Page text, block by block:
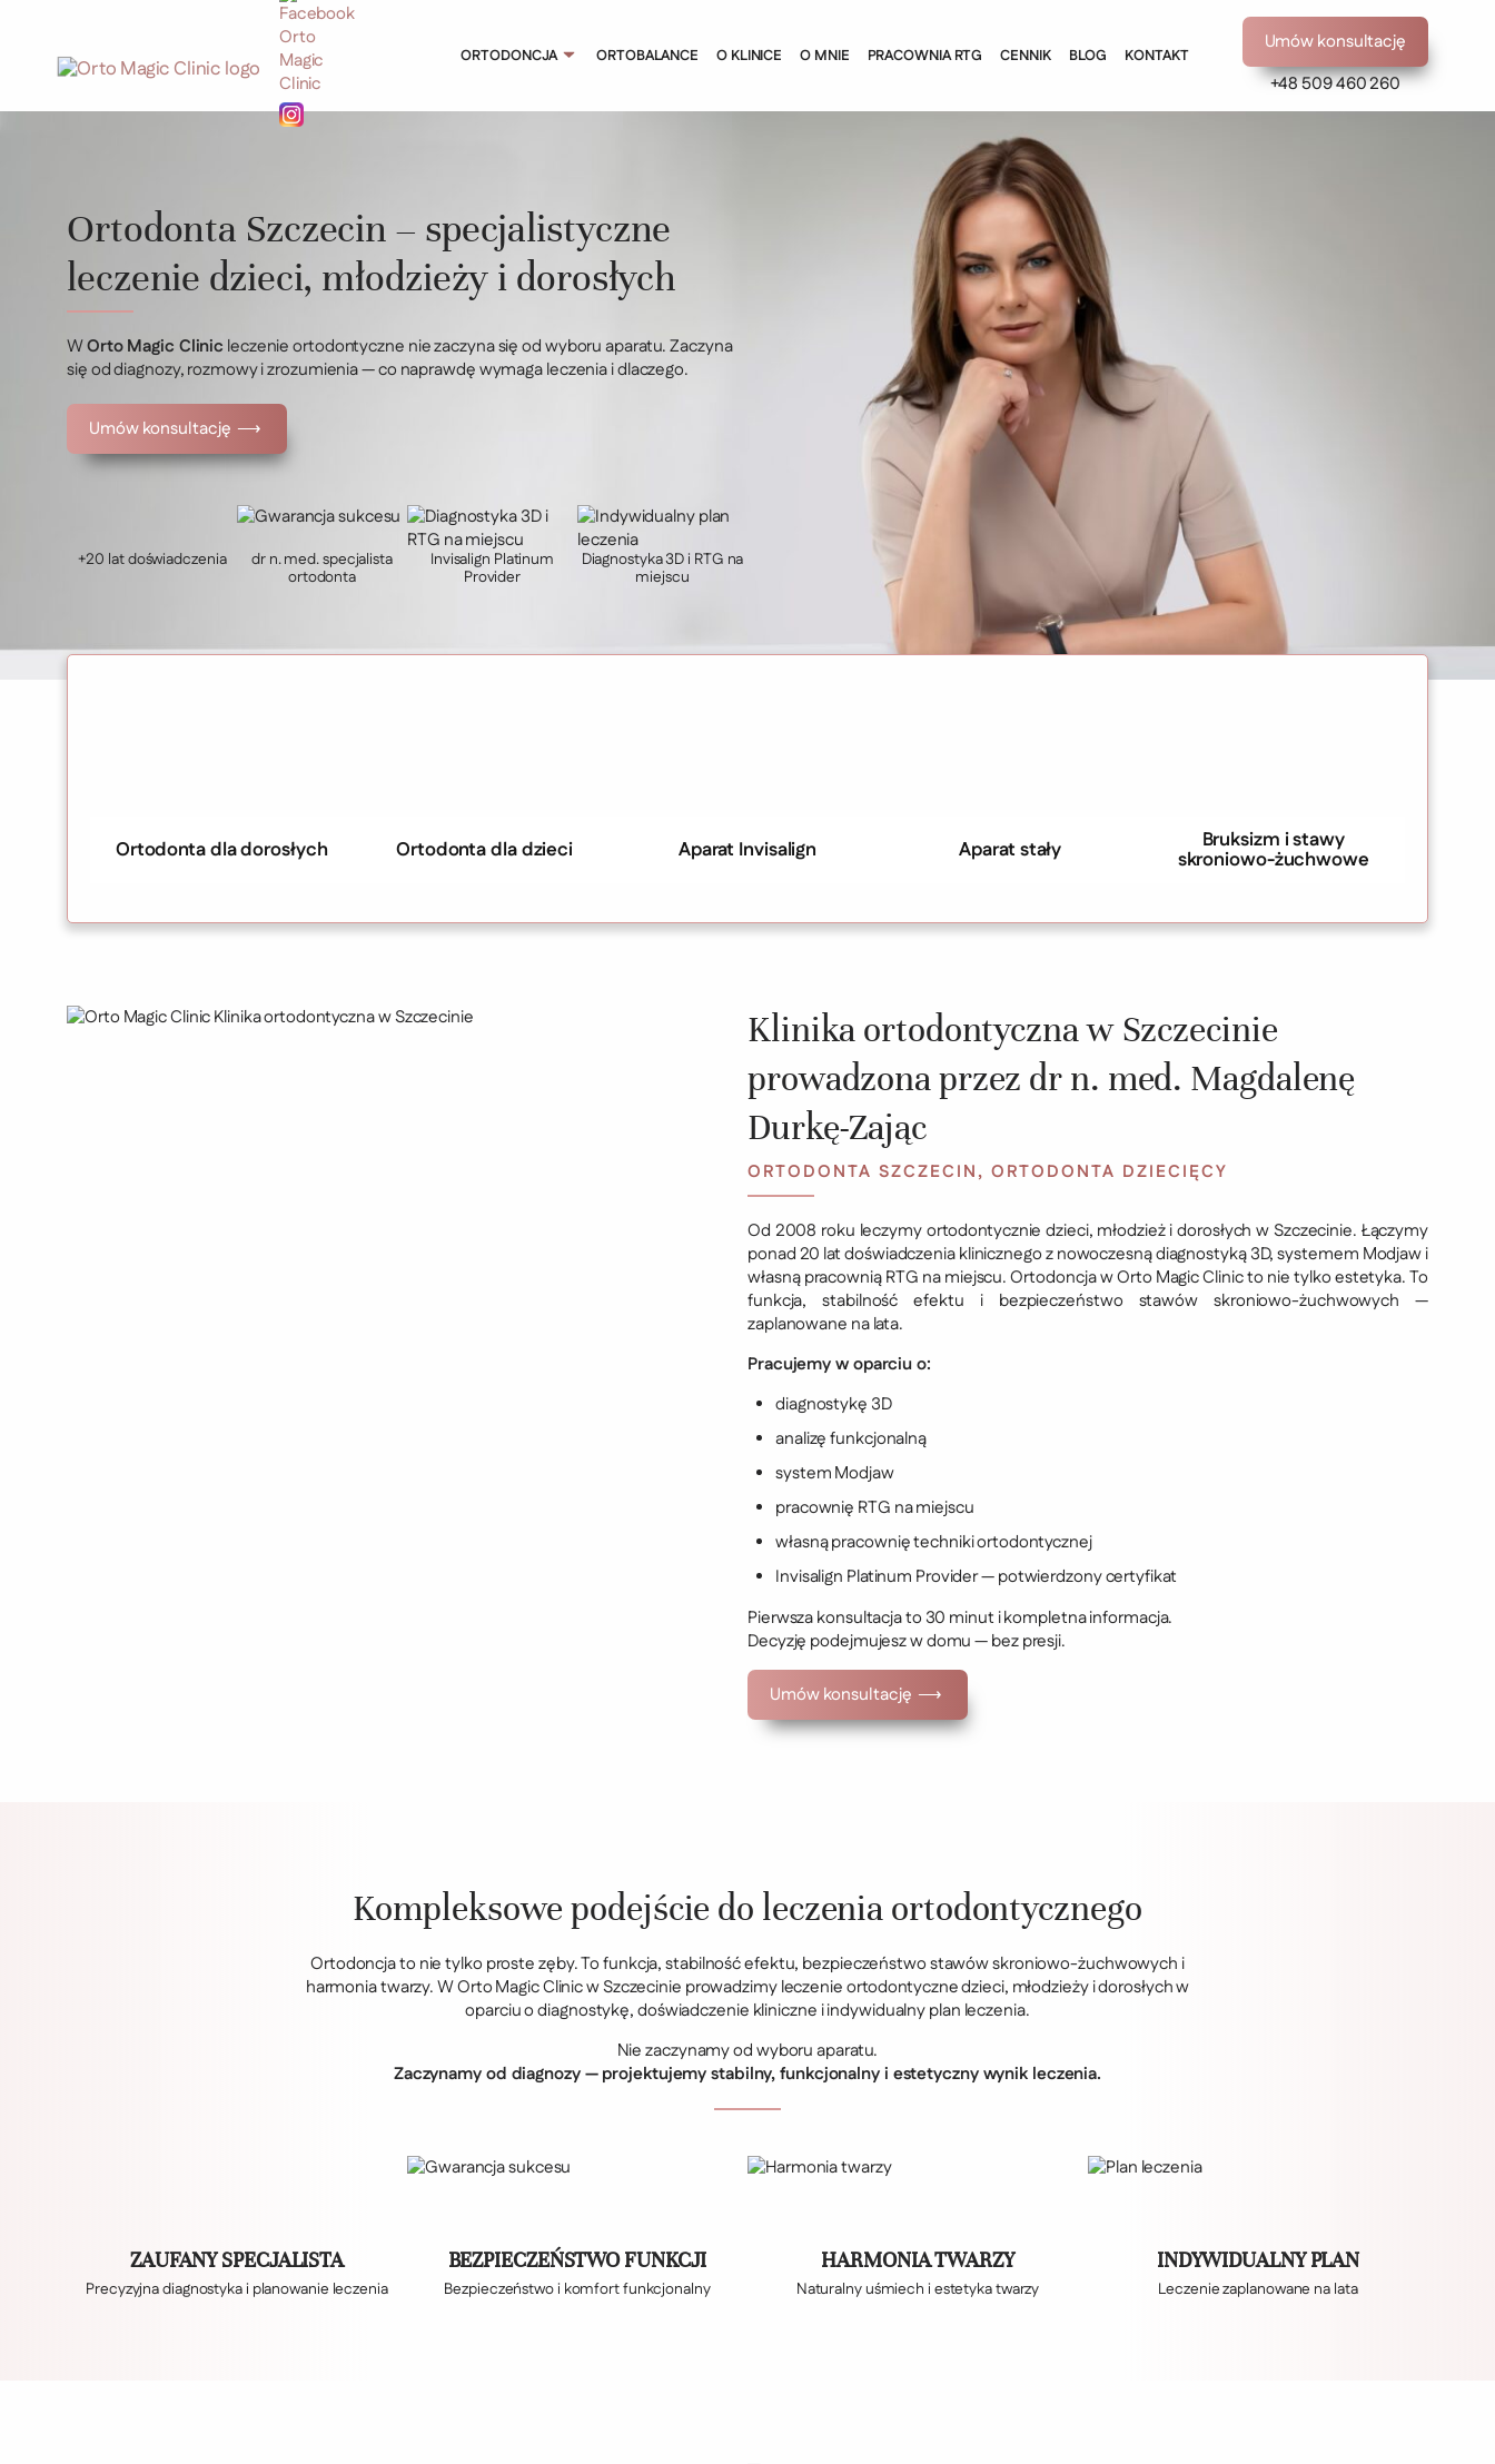
ORTODONCJA ORTOBALANCE O KLINICE O MNIE PRACOWNIA RTG CENNIK BLOG KONTAKT
Umów konsultację
+48 509 460 260
Ortodonta Szczecin – specjalistyczne
leczenie dzieci, młodzieży i dorosłych
WOrto Magic Clinic leczenie ortodontyczne nie zaczyna się od wyboru aparatu. Zaczyna
się od diagnozy, rozmowy i zrozumienia — co naprawdę wymaga leczenia i dlaczego.
Umów konsultację ⟶
+20 lat doświadczenia
dr n. med. specjalista
ortodonta
Invisalign Platinum
Provider
Diagnostyka 3D i RTG na
miejscu
Ortodonta dla dorosłych Ortodonta dla dzieci Aparat Invisalign Aparat stały Bruksizm i stawy
skroniowo-żuchwowe
Klinika ortodontyczna w Szczecinie
prowadzona przez dr n. med. Magdalenę
Durkę-Zając
ORTODONTA SZCZECIN, ORTODONTA DZIECIĘCY
Od 2008 roku leczymy ortodontycznie dzieci, młodzież i dorosłych w Szczecinie. Łączymy
ponad 20 lat doświadczenia klinicznego z nowoczesną diagnostyką 3D, systemem Modjaw i
własną pracownią RTG na miejscu. Ortodoncja w Orto Magic Clinic to nie tylko estetyka. To
funkcja, stabilność efektu i bezpieczeństwo stawów skroniowo-żuchwowych —
zaplanowane na lata.
Pracujemy w oparciu o:
diagnostykę 3D
analizę funkcjonalną
system Modjaw
pracownię RTG na miejscu
własną pracownię techniki ortodontycznej
Invisalign Platinum Provider — potwierdzony certyfikat
Pierwsza konsultacja to 30 minut i kompletna informacja.
Decyzję podejmujesz w domu — bez presji.
Umów konsultację ⟶
Kompleksowe podejście do leczenia ortodontycznego
Ortodoncja to nie tylko proste zęby. To funkcja, stabilność efektu, bezpieczeństwo stawów skroniowo-żuchwowych i
harmonia twarzy. W Orto Magic Clinic w Szczecinie prowadzimy leczenie ortodontyczne dzieci, młodzieży i dorosłych w
oparciu o diagnostykę, doświadczenie kliniczne i indywidualny plan leczenia.
Nie zaczynamy od wyboru aparatu.
Zaczynamy od diagnozy — projektujemy stabilny, funkcjonalny i estetyczny wynik leczenia.
ZAUFANY SPECJALISTA
Precyzyjna diagnostyka i planowanie leczenia
BEZPIECZEŃSTWO FUNKCJI
Bezpieczeństwo i komfort funkcjonalny
HARMONIA TWARZY
Naturalny uśmiech i estetyka twarzy
INDYWIDUALNY PLAN
Leczenie zaplanowane na lata